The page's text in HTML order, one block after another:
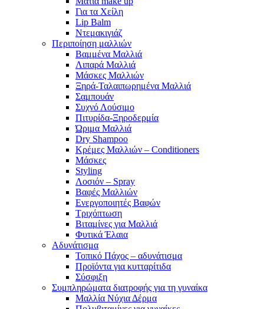
Για τα Χείλη
Lip Balm
Ντεμακιγιάζ
Περιποίηση μαλλιών
Βαμμένα Μαλλιά
Λιπαρά Μαλλιά
Μάσκες Μαλλιών
Ξηρά-Ταλαιπωρημένα Μαλλιά
Σαμπουάν
Συχνό Λούσιμο
Πιτυρίδα-Ξηροδερμία
Ώριμα Μαλλιά
Dry Shampoo
Κρέμες Μαλλιών – Conditioners
Μάσκες
Styling
Λοσιόν – Spray
Βαφές Μαλλιών
Ενεργοποιητές Βαφών
Τριχόπτωση
Βιταμίνες για Μαλλιά
Φυτικά Έλαια
Αδυνάτισμα
Τοπικό Πάχος – αδυνάτισμα
Προϊόντα για κυτταρίτιδα
Σύσφιξη
Συμπληρώματα διατροφής για τη γυναίκα
Μαλλία Νύχια Δέρμα